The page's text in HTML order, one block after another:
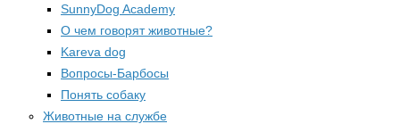
SunnyDog Academy
О чем говорят животные?
Kareva dog
Вопросы-Барбосы
Понять собаку
Животные на службе